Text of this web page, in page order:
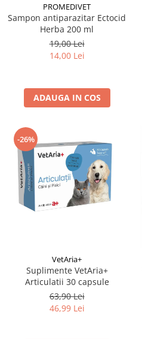
PROMEDIVET
Sampon antiparazitar Ectocid
Herba 200 ml
19,00 Lei
14,00 Lei
ADAUGA IN COS
-26%
VetAria+
Suplimente VetAria+
Articulatii 30 capsule
63,90 Lei
46,99 Lei